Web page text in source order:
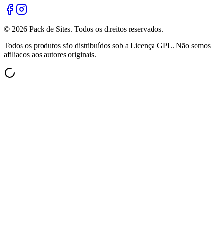
© 2026 Pack de Sites. Todos os direitos reservados.
Todos os produtos são distribuídos sob a Licença GPL. Não somos
afiliados aos autores originais.